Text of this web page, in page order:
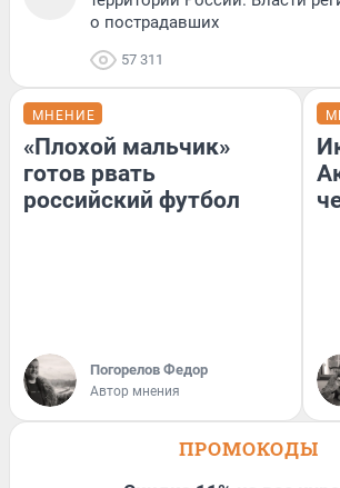
о пострадавших
57 311
МНЕНИЕ
«Плохой мальчик»
готов рвать
российский футбол
Погорелов Федор
Автор мнения
ПРОМОКОДЫ